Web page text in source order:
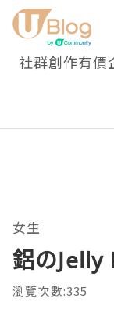
社群創作有價
女生
鋁の
瀏覽次數:335